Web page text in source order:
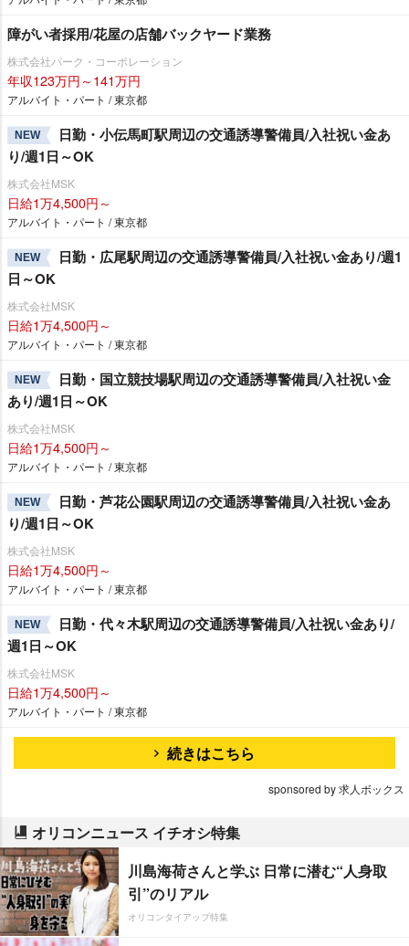
障がい者採用/花屋の店舗バックヤード業務
株式会社パーク・コーポレーション
年収123万円～141万円
アルバイト・パート / 東京都
NEW
日勤・小伝馬町駅周辺の交通誘導警備員/入社祝い金あ
り/週1日～OK
株式会社MSK
日給1万4,500円～
アルバイト・パート / 東京都
NEW
日勤・広尾駅周辺の交通誘導警備員/入社祝い金あり/週1
日～OK
株式会社MSK
日給1万4,500円～
アルバイト・パート / 東京都
NEW
日勤・国立競技場駅周辺の交通誘導警備員/入社祝い金
あり/週1日～OK
株式会社MSK
日給1万4,500円～
アルバイト・パート / 東京都
NEW
日勤・芦花公園駅周辺の交通誘導警備員/入社祝い金あ
り/週1日～OK
株式会社MSK
日給1万4,500円～
アルバイト・パート / 東京都
NEW
日勤・代々木駅周辺の交通誘導警備員/入社祝い金あり/
週1日～OK
株式会社MSK
日給1万4,500円～
アルバイト・パート / 東京都
続きはこちら
sponsored by 求人ボックス
オリコンニュース イチオシ特集
川島海荷さんと学ぶ 日常に潜む“人身取
引”のリアル
オリコンタイアップ特集